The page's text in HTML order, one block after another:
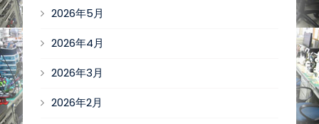
2026年5月
2026年4月
2026年3月
2026年2月